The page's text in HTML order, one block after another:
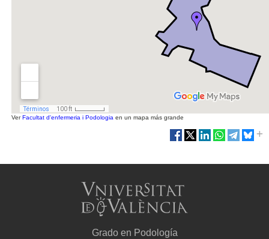
Ver Facultat d'enfermeria i Podologia en un mapa más grande
Grado en Podología